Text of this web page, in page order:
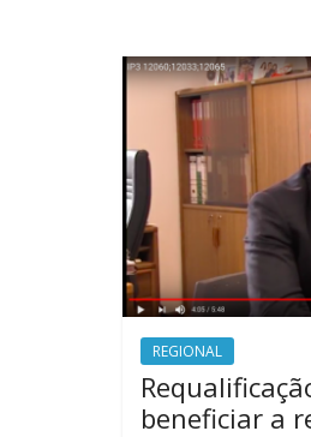
REGIONAL
beneficiar a